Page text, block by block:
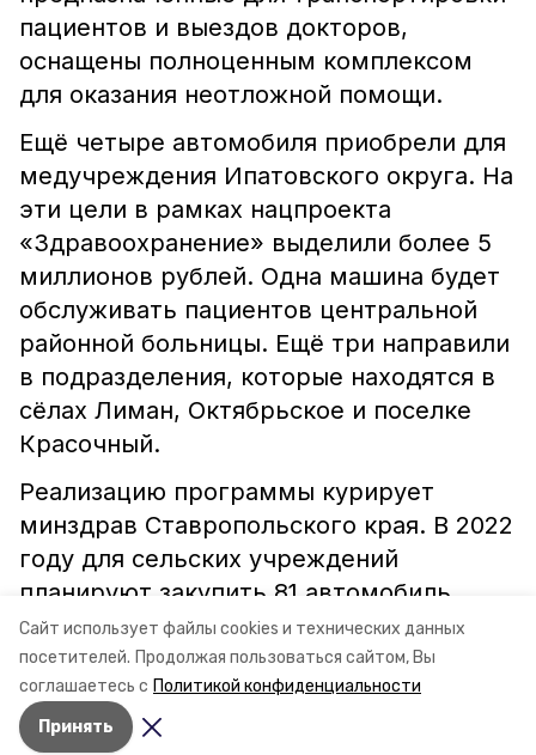
Сайт использует файлы cookies и технических данных
посетителей. Продолжая пользоваться сайтом, Вы
соглашаетесь с Политикой конфиденциальности
Принять
пациентов и выездов докторов,
оснащены полноценным комплексом
для оказания неотложной помощи.
Ещё четыре автомобиля приобрели для
медучреждения Ипатовского округа. На
эти цели в рамках нацпроекта
«Здравоохранение» выделили более 5
миллионов рублей. Одна машина будет
обслуживать пациентов центральной
районной больницы. Ещё три направили
в подразделения, которые находятся в
сёлах Лиман, Октябрьское и поселке
Красочный.
Реализацию программы курирует
минздрав Ставропольского края. В 2022
году для сельских учреждений
планируют закупить 81 автомобиль.
ставропольский край минздрав ск
Авторы: Сталина Лесь-Нелина